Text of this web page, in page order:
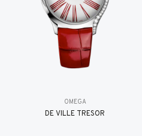
OMEGA
DE VILLE TRESOR